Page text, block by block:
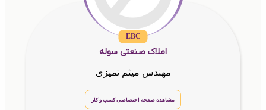
EBC
املاک صنعتی سوله
مهندس میثم تمیزی
مشاهده صفحه اختصاصی کسب و کار